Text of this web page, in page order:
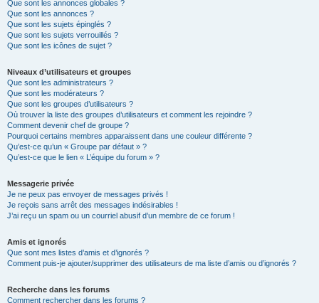
Que sont les annonces globales ?
Que sont les annonces ?
Que sont les sujets épinglés ?
Que sont les sujets verrouillés ?
Que sont les icônes de sujet ?
Niveaux d’utilisateurs et groupes
Que sont les administrateurs ?
Que sont les modérateurs ?
Que sont les groupes d’utilisateurs ?
Où trouver la liste des groupes d’utilisateurs et comment les rejoindre ?
Comment devenir chef de groupe ?
Pourquoi certains membres apparaissent dans une couleur différente ?
Qu’est-ce qu’un « Groupe par défaut » ?
Qu’est-ce que le lien « L’équipe du forum » ?
Messagerie privée
Je ne peux pas envoyer de messages privés !
Je reçois sans arrêt des messages indésirables !
J’ai reçu un spam ou un courriel abusif d’un membre de ce forum !
Amis et ignorés
Que sont mes listes d’amis et d’ignorés ?
Comment puis-je ajouter/supprimer des utilisateurs de ma liste d’amis ou d’ignorés ?
Recherche dans les forums
Comment rechercher dans les forums ?